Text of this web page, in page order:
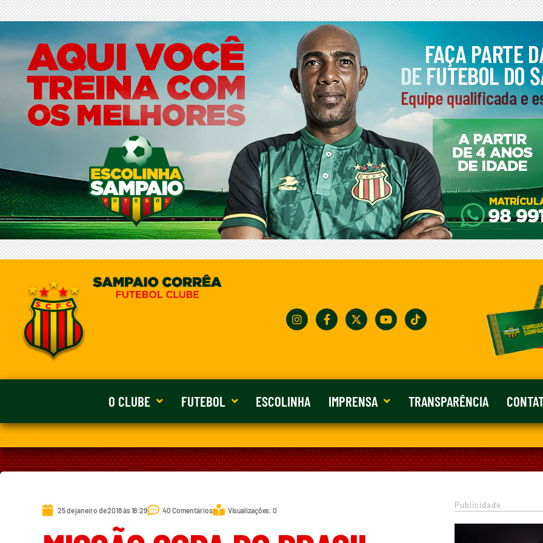
O CLUBE FUTEBOL ESCOLINHA IMPRENSA TRANSPARÊNCIA
25 de janeiro de 2018 às 18:29 40 Comentários Visualizações: 0
Publicidade